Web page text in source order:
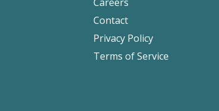
Contact
Privacy Policy
Terms of Service